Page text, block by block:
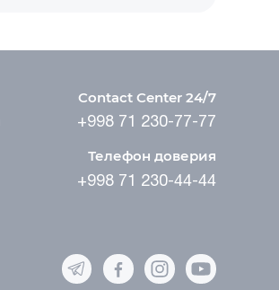
Contact Center 24/7
+998 71 230-77-77
Телефон доверия
+998 71 230-44-44